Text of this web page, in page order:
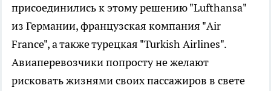
присоединились к этому решению "Lufthansa"
из Германии, французская компания "Air
France", а также турецкая "Turkish Airlines".
Авиаперевозчики попросту не желают
рисковать жизнями своих пассажиров в свете